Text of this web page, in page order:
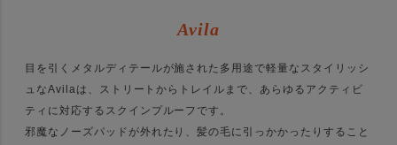
Avila
目を引くメタルディテールが施された多用途で軽量なスタイリッシ
ュなAvilaは、ストリートからトレイルまで、あらゆるアクティビ
ティに対応するスクインプルーフです。
邪魔なノーズパッドが外れたり、髪の毛に引っかかったりすること